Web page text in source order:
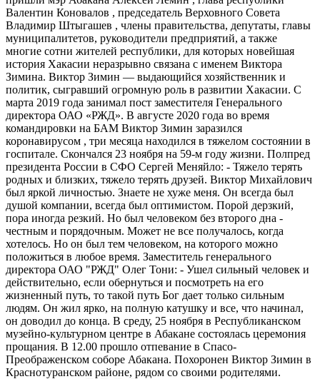
Валентин Коновалов , председатель Верховного Совета
Владимир Штыгашев , члены правительства, депутаты, главы
муниципалитетов, руководители предприятий, а также
многие сотни жителей республики, для которых новейшая
история Хакасии неразрывно связана с именем Виктора
Зимина. Виктор Зимин — выдающийся хозяйственник и
политик, сыгравший огромную роль в развитии Хакасии. С
марта 2019 года занимал пост заместителя Генерального
директора ОАО «РЖД». В августе 2020 года во время
командировки на БАМ Виктор Зимин заразился
коронавирусом , три месяца находился в тяжелом состоянии в
госпитале. Скончался 23 ноября на 59-м году жизни. Полпред
президента России в СФО Сергей Меняйло: - Тяжело терять
родных и близких, тяжело терять друзей. Виктор Михайлович
был яркой личностью. Знаете не хуже меня. Он всегда был
душой компании, всегда был оптимистом. Порой дерзкий,
пора иногда резкий. Но был человеком без второго дна -
честным и порядочным. Может не все получалось, когда
хотелось. Но он был тем человеком, на которого можно
положиться в любое время. Заместитель генерального
директора ОАО "РЖД" Олег Тони: - Ушел сильный человек и
действительно, если обернуться и посмотреть на его
жизненный путь, то такой путь Бог дает только сильным
людям. Он жил ярко, на полную катушку и все, что начинал,
он доводил до конца. В среду, 25 ноября в Республиканском
музейно-культурном центре в Абакане состоялась церемония
прощания. В 12.00 прошло отпевание в Спасо-
Преображенском соборе Абакана. Похоронен Виктор Зимин в
Краснотуранском районе, рядом со своими родителями.